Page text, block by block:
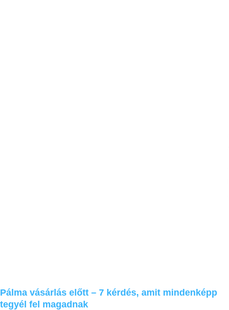
Pálma vásárlás előtt – 7 kérdés, amit mindenképp
tegyél fel magadnak